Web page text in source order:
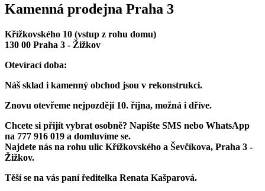
Kamenná prodejna Praha 3
Křížkovského 10 (vstup z rohu domu)
130 00 Praha 3 - Žižkov
Otevírací doba:
Náš sklad i kamenný obchod jsou v rekonstrukci.
Znovu otevřeme nejpozději 10. října, možná i dříve.
Chcete si přijít vybrat osobně? Napište SMS nebo WhatsApp
na 777 916 019 a domluvíme se.
Najdete nás na rohu ulic Křížkovského a Ševčíkova, Praha 3 -
Žižkov.
Těší se na vás paní ředitelka Renata Kašparová.